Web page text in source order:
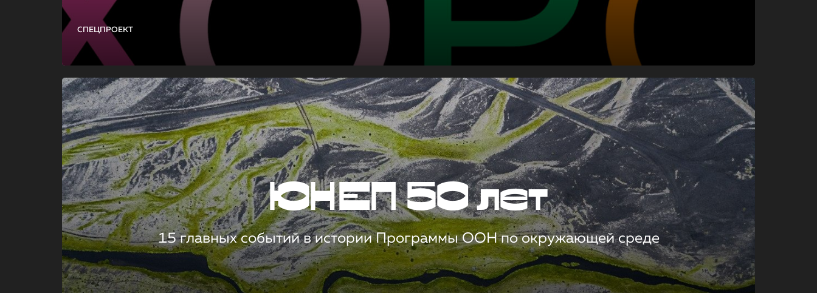
СПЕЦПРОЕКТ
ЮНЕП 50 лет
15 главных событий в истории Программы ООН по окружающей среде